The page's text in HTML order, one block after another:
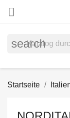

search
Startseite